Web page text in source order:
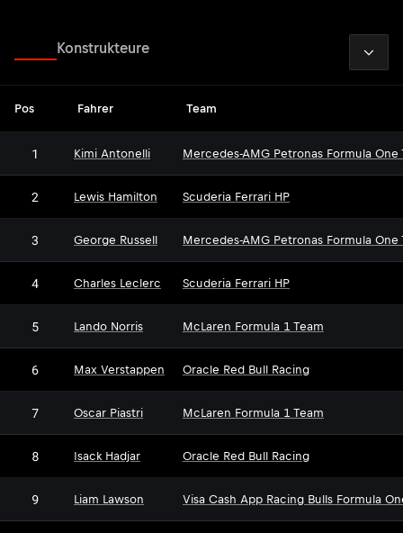
Konstrukteure
Pos Fahrer Team
1 Kimi Antonelli Mercedes-AMG Petronas Formula One
2 Lewis Hamilton Scuderia Ferrari HP
3 George Russell Mercedes-AMG Petronas Formula One
4 Charles Leclerc Scuderia Ferrari HP
5 Lando Norris McLaren Formula 1 Team
6 Max Verstappen Oracle Red Bull Racing
7 Oscar Piastri McLaren Formula 1 Team
8 Isack Hadjar Oracle Red Bull Racing
9 Liam Lawson Visa Cash App Racing Bulls Formula